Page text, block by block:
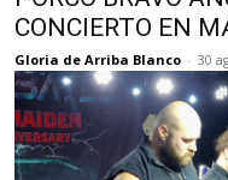
CONCIERTO EN
Gloria de Arriba Blanco - 30